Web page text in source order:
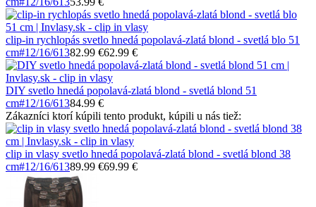
clip-in rychlopás svetlo hnedá popolavá-zlatá blond - svetlá blo 51
cm#12/16/61382.99 €62.99 €
DIY svetlo hnedá popolavá-zlatá blond - svetlá blond 51
cm#12/16/61384.99 €
Zákazníci ktorí kúpili tento produkt, kúpili u nás tiež:
clip in vlasy svetlo hnedá popolavá-zlatá blond - svetlá blond 38
cm#12/16/61389.99 €69.99 €